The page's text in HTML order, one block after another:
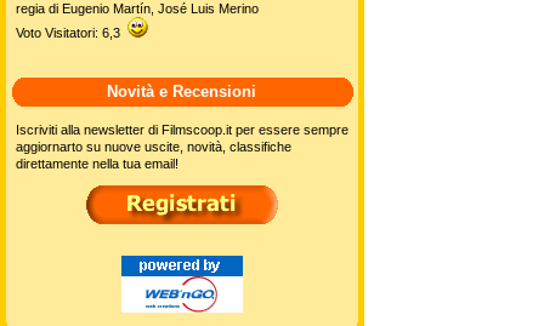
regia di Eugenio Martín, José Luis Merino
Voto Visitatori: 6,3
Novità e Recensioni
Iscriviti alla newsletter di Filmscoop.it per essere sempre
aggiornarto su nuove uscite, novità, classifiche
direttamente nella tua email!